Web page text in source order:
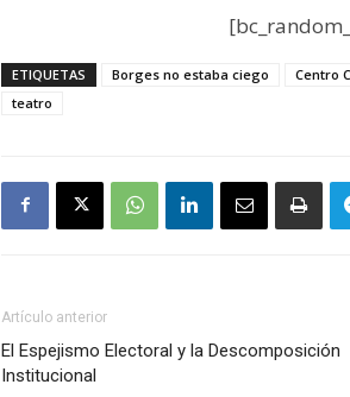
ETIQUETAS Borges no estaba ciego Centro
teatro
Artículo anterior
El Espejismo Electoral y la Descomposición
Institucional